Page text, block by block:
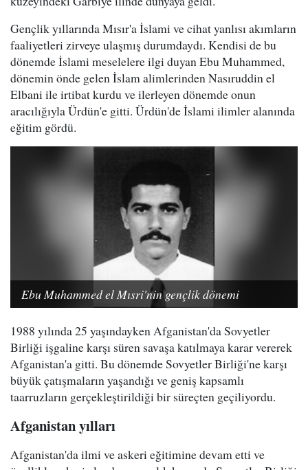
Gençlik yıllarında Mısır'a İslami ve cihat yanlısı akımların
faaliyetleri zirveye ulaşmış durumdaydı. Kendisi de bu
dönemde İslami meselelere ilgi duyan Ebu Muhammed,
dönemin önde gelen İslam alimlerinden Nasıruddin el
Elbani ile irtibat kurdu ve ilerleyen dönemde onun
aracılığıyla Ürdün'e gitti. Ürdün'de İslami ilimler alanında
eğitim gördü.
Ebu Muhammed el Mısri'nin gençlik dönemi
1988 yılında 25 yaşındayken Afganistan'da Sovyetler
Birliği işgaline karşı süren savaşa katılmaya karar vererek
Afganistan'a gitti. Bu dönemde Sovyetler Birliği'ne karşı
büyük çatışmaların yaşandığı ve geniş kapsamlı
taarruzların gerçekleştirildiği bir süreçten geçiliyordu.
Afganistan yılları
Afganistan'da ilmi ve askeri eğitimine devam etti ve